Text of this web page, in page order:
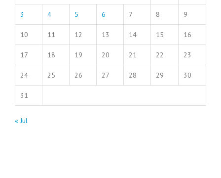
3 4 5 6 7 8 9
10 11 12 13 14 15 16
17 18 19 20 21 22 23
24 25 26 27 28 29 30
31
« Jul